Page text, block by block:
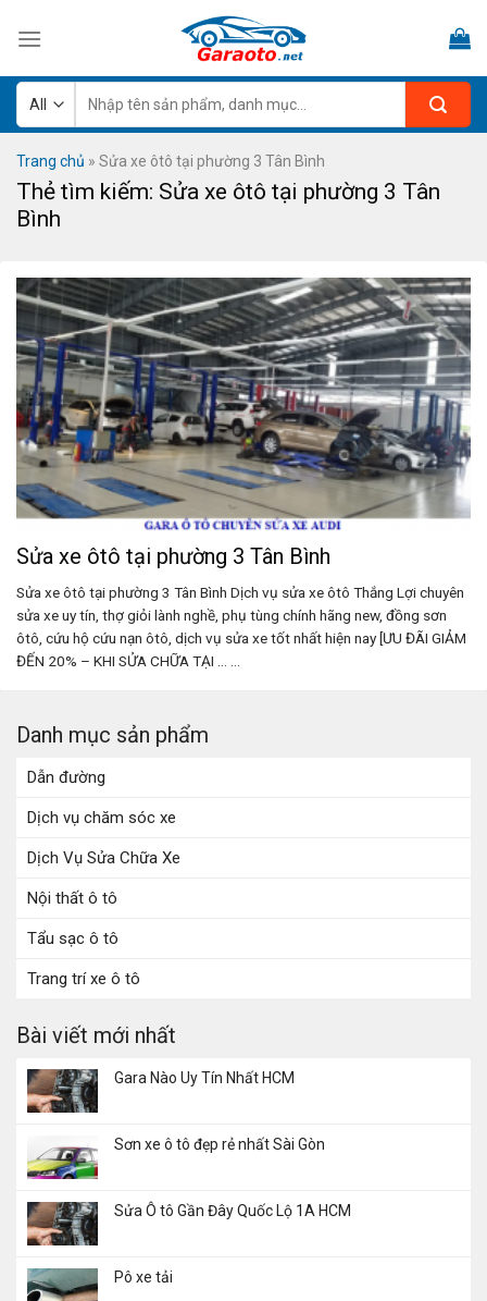
kiếm:
Trang chủ » Sửa xe ôtô tại phường 3 Tân Bình
Thẻ tìm kiếm: Sửa xe ôtô tại phường 3 Tân
Bình
Danh mục sản phẩm
Dẫn đường
Dịch vụ chăm sóc xe
Dịch Vụ Sửa Chữa Xe
Nội thất ô tô
Tẩu sạc ô tô
Trang trí xe ô tô
Bài viết mới nhất
Gara Nào Uy Tín Nhất HCM
Sơn xe ô tô đẹp rẻ nhất Sài Gòn
Sửa Ô tô Gần Đây Quốc Lộ 1A HCM
Pô xe tải
Sửa xe ôtô tại phường 3 Tân Bình
Sửa xe ôtô tại phường 3 Tân Bình Dịch vụ sửa xe ôtô Thắng Lợi chuyên
sửa xe uy tín, thợ giỏi lành nghề, phụ tùng chính hãng new, đồng sơn
ôtô, cứu hộ cứu nạn ôtô, dịch vụ sửa xe tốt nhất hiện nay [ƯU ĐÃI GIẢM
ĐẾN 20% – KHI SỬA CHỮA TẠI ... ...